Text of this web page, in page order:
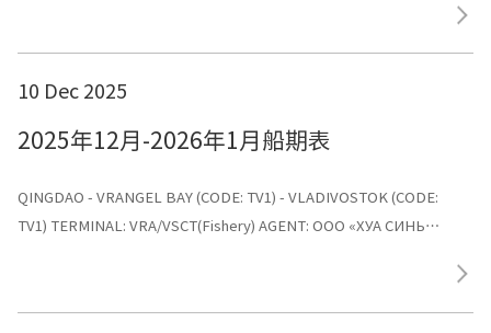
10 Dec 2025
2025年12月-2026年1月船期表
QINGDAO - VRANGEL BAY (CODE: TV1) - VLADIVOSTOK (CODE:
TV1) TERMINAL: VRA/VSCT(Fishery) AGENT: ООО «ХУА СИНЬ